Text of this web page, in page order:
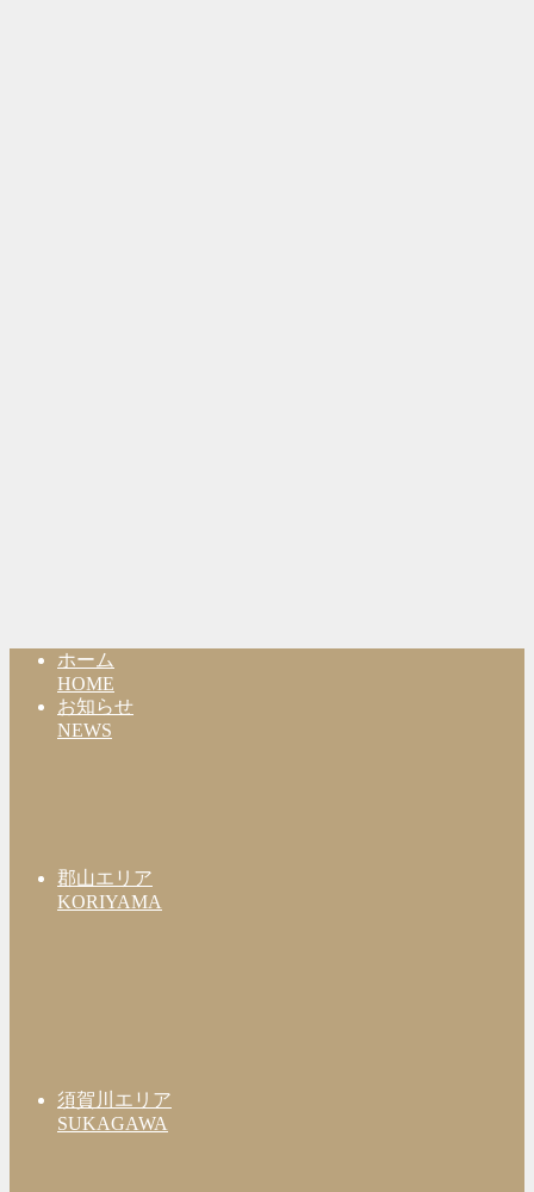
ホーム
HOME
お知らせ
NEWS
郡山エリア
KORIYAMA
須賀川エリア
SUKAGAWA